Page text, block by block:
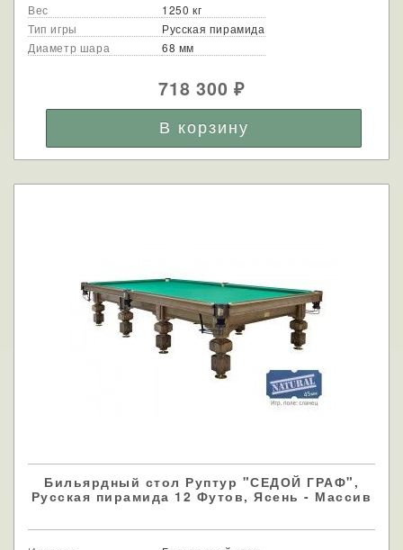
Вес
1250 кг
Тип игры
Русская пирамида
Диаметр шара
68 мм
718 300₽
Бильярдный стол Руптур "СЕДОЙ ГРАФ",
Русская пирамида 12 Футов, Ясень - Массив